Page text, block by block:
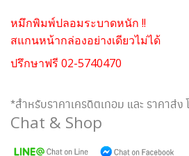
หมึกพิมพ์ปลอมระบาดหนัก !!
สแกนหน้ากล่องอย่างเดียวไม่ได้
ปรึกษาฟรี 02-5740470
*สำหรับราคาเครดิตเทอม และ ราคาส่
Chat & Shop